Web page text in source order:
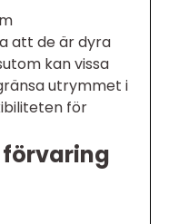
att de är dyra
kan vissa
utrymmet i
för